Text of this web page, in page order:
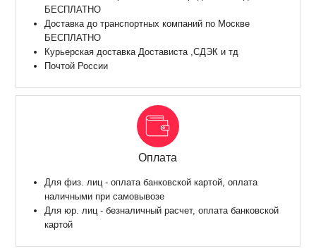
БЕСПЛАТНО
Доставка до транспортных компаний по Москве
БЕСПЛАТНО
Курьерская доставка Достависта ,СДЭК и тд
Почтой России
Оплата
Для физ. лиц - оплата банковской картой, оплата
наличными при самовывозе
Для юр. лиц - безналичный расчет, оплата банковской
картой